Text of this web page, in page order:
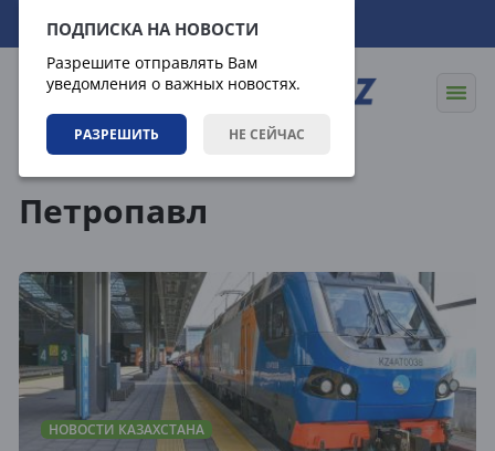
ПОДПИСКА НА НОВОСТИ
Разрешите отправлять Вам
уведомления о важных новостях.
РАЗРЕШИТЬ НЕ СЕЙЧАС
06.08.2026 09:57:25
Петропавл
НОВОСТИ КАЗАХСТАНА